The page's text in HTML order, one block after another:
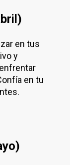
en tus
y
en tu